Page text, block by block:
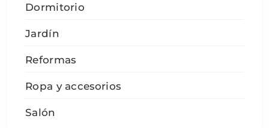
Dormitorio
Jardín
Reformas
Ropa y accesorios
Salón